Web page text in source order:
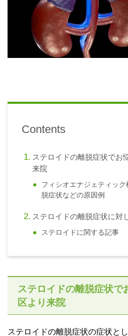
Contents
ステロイドの離脱症状でお
来院
フィシオエナジェティッ
脱症状などの原因例
ステロイドの離脱症状に対
ステロイドに関する記事
ステロイドの離脱症状で
区より来院
ステロイドの離脱症状の症状とし